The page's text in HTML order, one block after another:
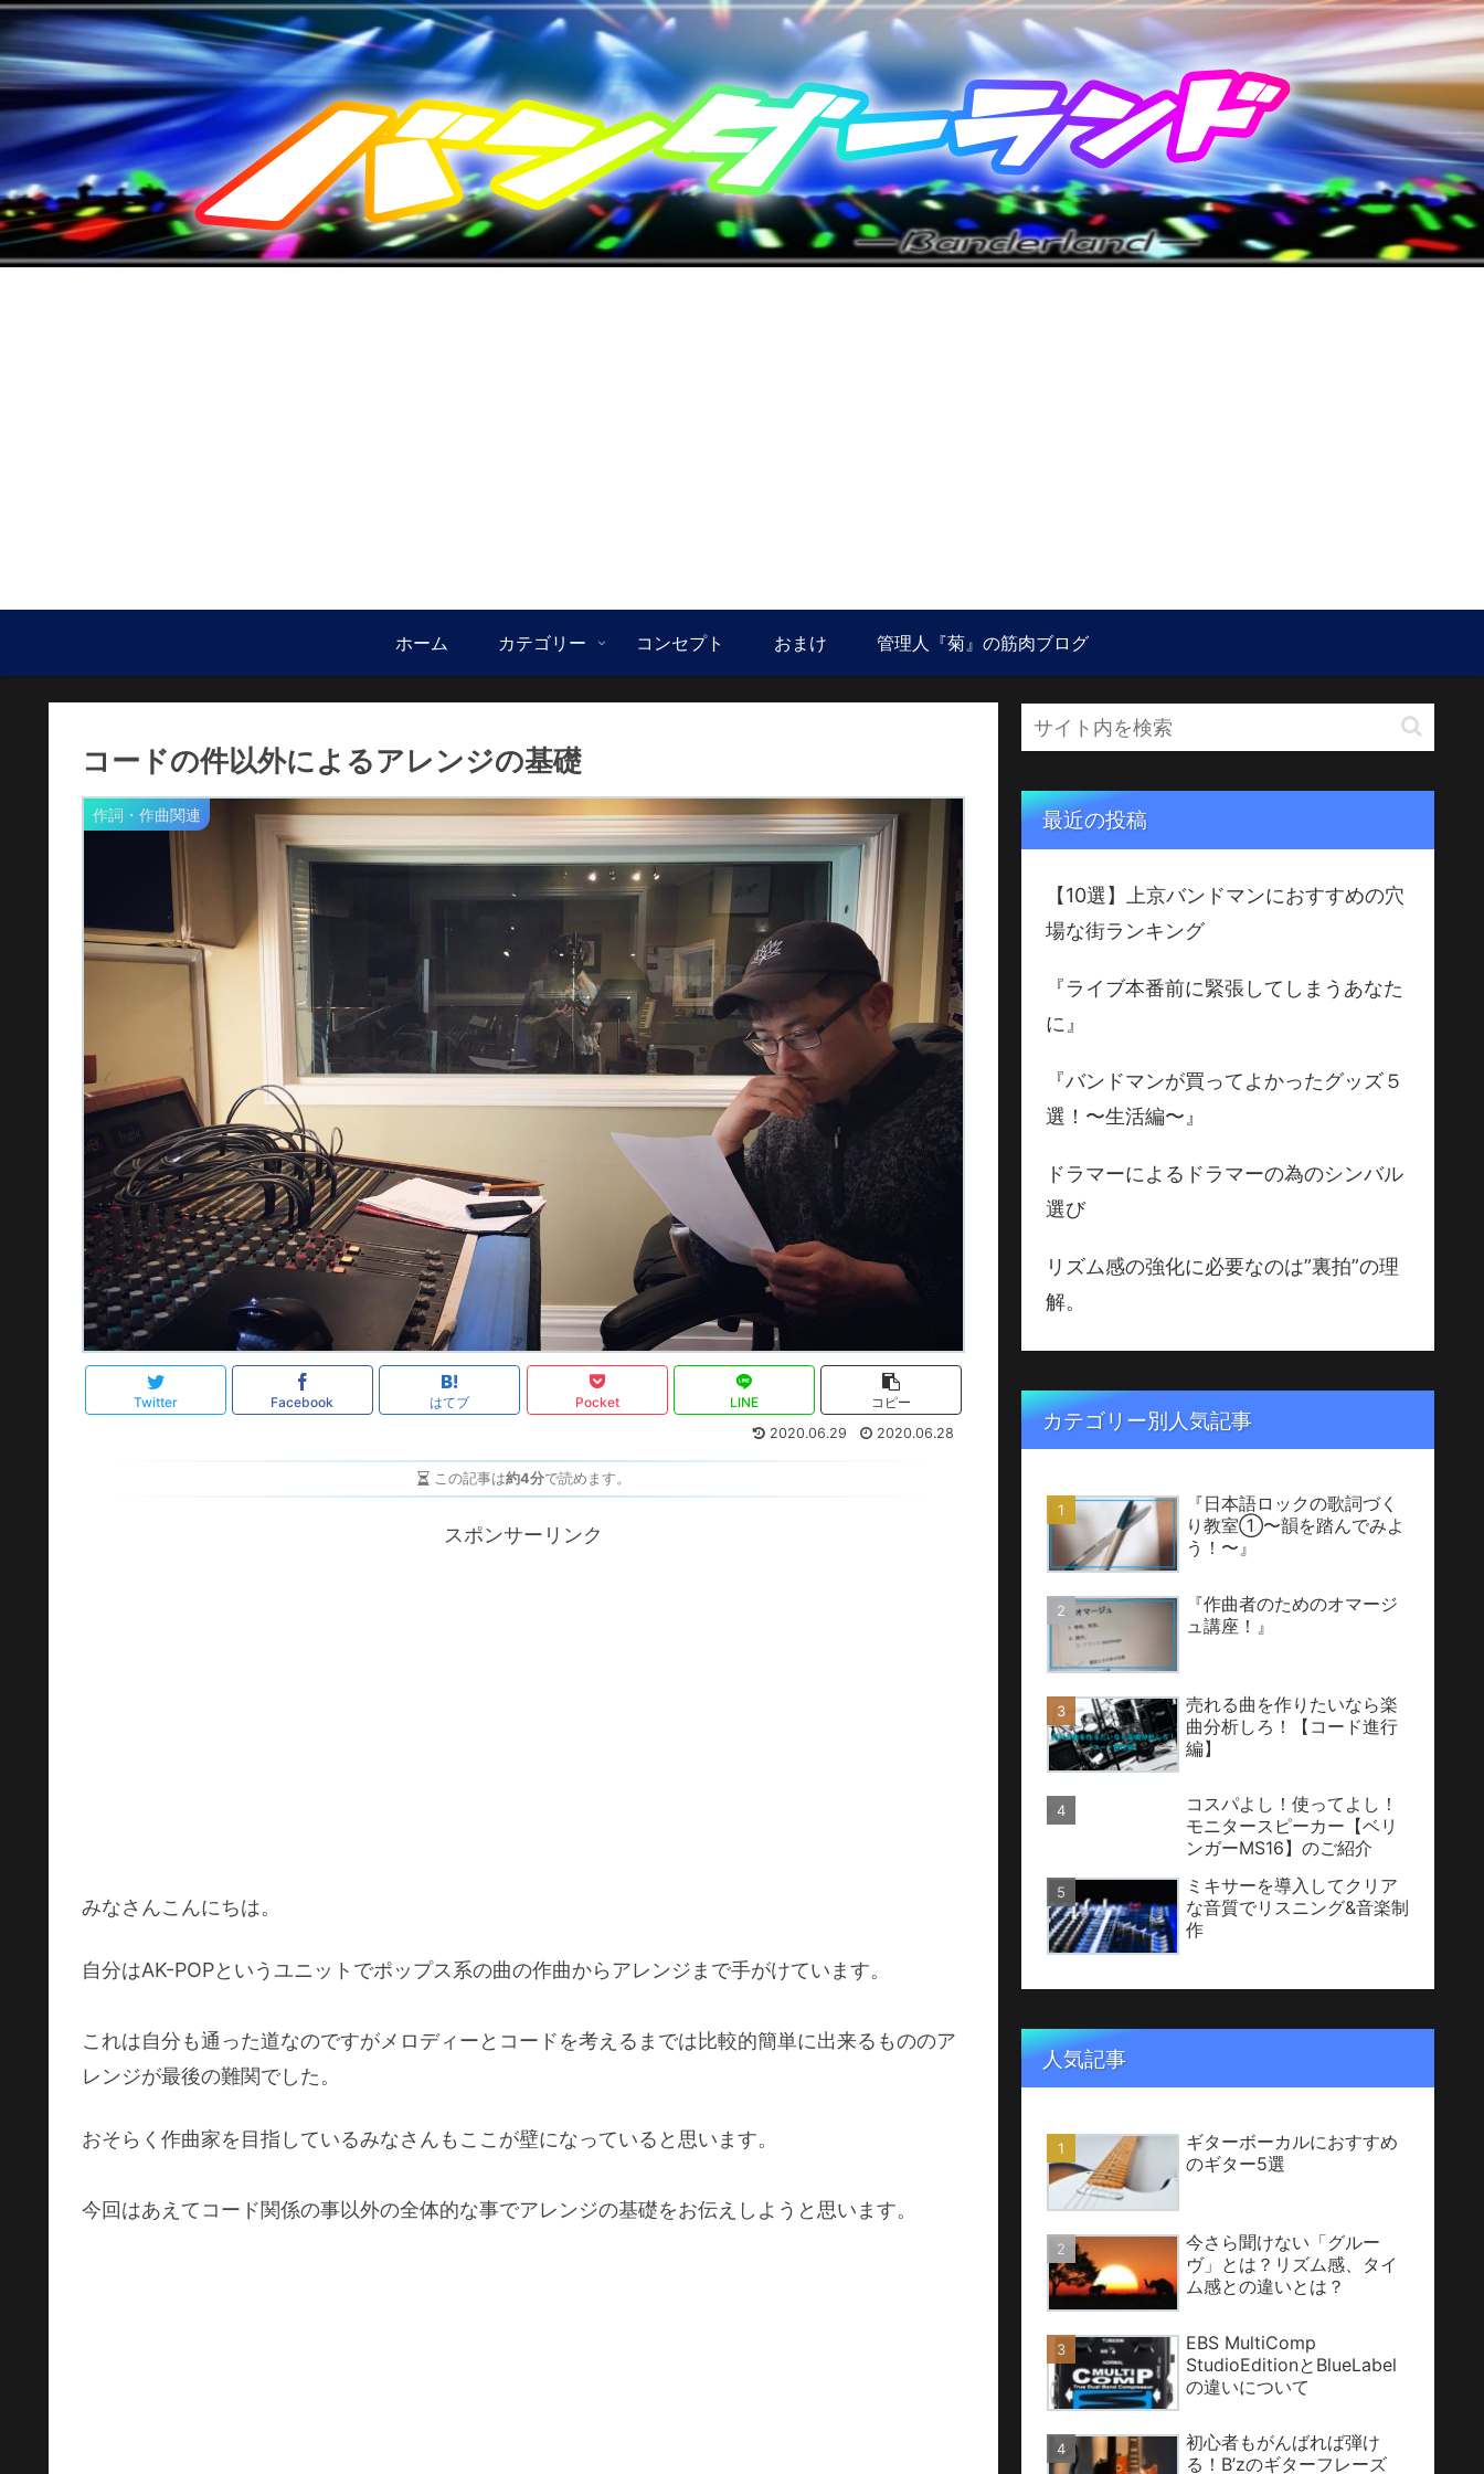
ホーム カテゴリー コンセプト おまけ 管理人『菊』の筋肉ブログ
コードの件以外によるアレンジの基礎
作詞・作曲関連
Twitter Facebook はてブ Pocket LINE
コピー
2020.06.29
2020.06.28
この記事は約4分で読めます。
スポンサーリンク
みなさんこんにちは。
自分はAK-POPというユニットでポップス系の曲の作曲からアレンジまで手がけています。
これは自分も通った道なのですがメロディーとコードを考えるまでは比較的簡単に出来るもののア
レンジが最後の難関でした。
おそらく作曲家を目指しているみなさんもここが壁になっていると思います。
今回はあえてコード関係の事以外の全体的な事でアレンジの基礎をお伝えしようと思います。
最近の投稿
【10選】上京バンドマンにおすすめの穴
場な街ランキング
『ライブ本番前に緊張してしまうあなた
に』
『バンドマンが買ってよかったグッズ５
選！〜生活編〜』
ドラマーによるドラマーの為のシンバル
選び
リズム感の強化に必要なのは”裏拍”の理
解。
カテゴリー別人気記事
『日本語ロックの歌詞づく
り教室①〜韻を踏んでみよ
う！〜』
『作曲者のためのオマージ
ュ講座！』
売れる曲を作りたいなら楽
曲分析しろ！【コード進行
編】
コスパよし！使ってよし！
モニタースピーカー【ベリ
ンガーMS16】のご紹介
ミキサーを導入してクリア
な音質でリスニング&音楽制
作
人気記事
ギターボーカルにおすすめ
のギター5選
今さら聞けない「グルー
ヴ」とは？リズム感、タイ
ム感との違いとは？
EBS MultiComp
StudioEditionとBlueLabel
の違いについて
初心者もがんばれば弾け
る！B’zのギターフレーズ